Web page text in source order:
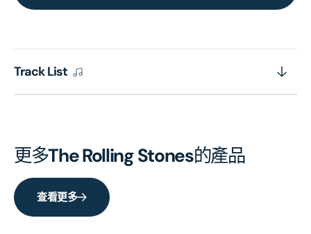
Track List
更多The Rolling Stones的產品
查看更多